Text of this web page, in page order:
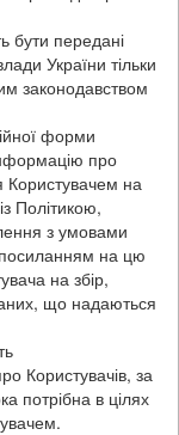
бути передані
України тільки
законодавством
форми
про
Користувачем на
Політикою,
з умовами
посиланням на цю
на збір,
що надаються
Користувачів, за
потрібна в цілях